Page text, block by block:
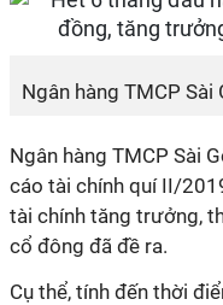
Ngân hàng TMCP
Ngân hàng TMCP Sài
cáo tài chính quí II/
tài chính tăng trưởng,
cổ đông đã đề ra.
Cụ thể, tính đến thời